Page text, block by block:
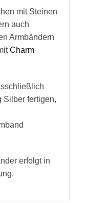
mit Steinen
auch
Armbändern
Charm
Silber fertigen,
erfolgt in